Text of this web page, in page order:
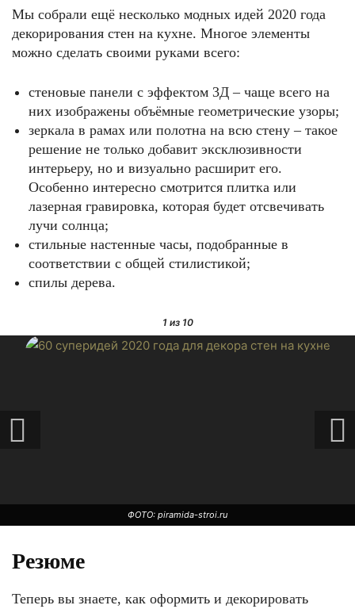
Мы собрали ещё несколько модных идей 2020 года
декорирования стен на кухне. Многое элементы
можно сделать своими руками всего:
стеновые панели с эффектом 3Д – чаще всего на
них изображены объёмные геометрические узоры;
зеркала в рамах или полотна на всю стену – такое
решение не только добавит эксклюзивности
интерьеру, но и визуально расширит его.
Особенно интересно смотрится плитка или
лазерная гравировка, которая будет отсвечивать
лучи солнца;
стильные настенные часы, подобранные в
соответствии с общей стилистикой;
спилы дерева.
1из 10
ФОТО: piramida-stroi.ru
Резюме
Теперь вы знаете, как оформить и декорировать